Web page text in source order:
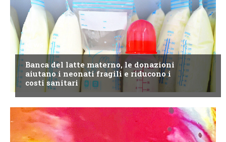
Banca del latte materno, le donazioni
aiutano i neonati fragili e riducono i
costi sanitari